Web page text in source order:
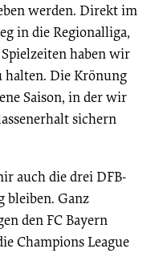
werden. Direkt im
in die Regionalliga,
haben wir
halten. Die Krönung
Saison, in der wir
sichern
auch die drei DFB-
bleiben. Ganz
den FC Bayern
Champions League